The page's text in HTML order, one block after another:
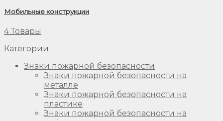
Мобильные конструкции
4 Товары
Категории
Знаки пожарной безопасности
Знаки пожарной безопасности на
металле
Знаки пожарной безопасности на
пластике
Знаки пожарной безопасности на